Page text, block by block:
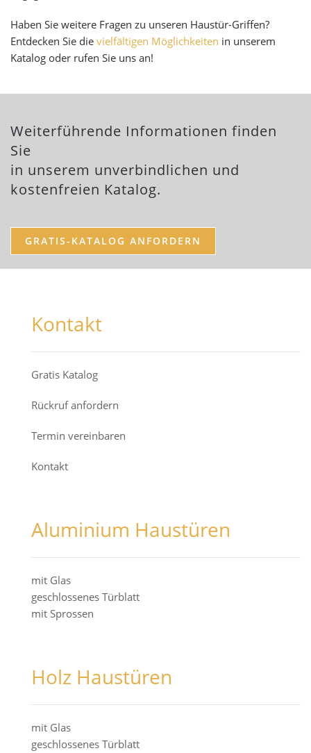
Haben Sie weitere Fragen zu unseren Haustür-Griffen?
Entdecken Sie die vielfältigen Möglichkeiten in unserem
Katalog oder rufen Sie uns an!
Weiterführende Informationen finden
Sie
in unserem unverbindlichen und
kostenfreien Katalog.
GRATIS-KATALOG ANFORDERN
Kontakt
Gratis Katalog
Rückruf anfordern
Termin vereinbaren
Kontakt
Aluminium Haustüren
mit Glas
geschlossenes Türblatt
mit Sprossen
Holz Haustüren
mit Glas
geschlossenes Türblatt